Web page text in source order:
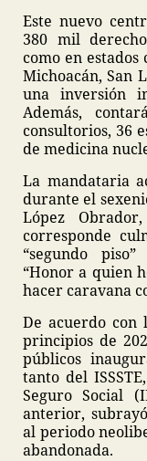
Este nuevo
380 mil
como en
Michoacán, San
una inversión
Además,
consultorios, 36
de medicina
La mandataria
durante el
López
corresponde
“segundo
“Honor a quien
hacer caravana
De acuerdo con
principios de
públicos
tanto del
Seguro Social
anterior,
al periodo
abandonada.